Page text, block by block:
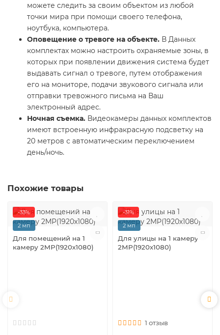
можете следить за своим объектом из любой
точки мира при помощи своего телефона,
ноутбука, компьютера.
Оповещение о тревоге на объекте. В Данных
комплектах можно настроить охраняемые зоны, в
которых при появлении движения система будет
выдавать сигнал о тревоге, путем отображения
его на мониторе, подачи звукового сигнала или
отправки тревожного письма на Ваш
электронный адрес.
Ночная съемка. Видеокамеры данных комплектов
имеют встроенную инфракрасную подсветку на
20 метров с автоматическим переключением
день/ночь.
Похожие товары
-33%
2 мп
Для помещений на 1
камеру 2MP(1920х1080)
-31%
2 мп
Для улицы на 1 камеру
2MP(1920х1080)
1 отзыв